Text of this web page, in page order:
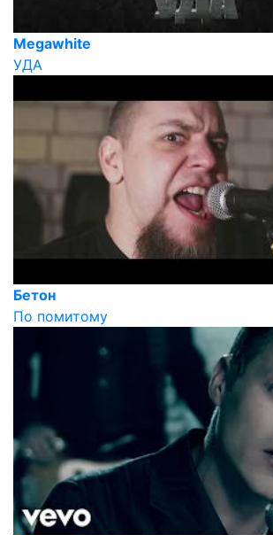
Megawhite
УДА
Бетон
По помитому